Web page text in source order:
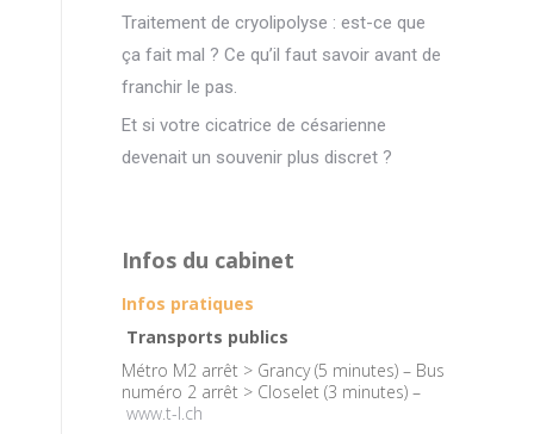
Traitement de cryolipolyse : est-ce que
ça fait mal ? Ce qu’il faut savoir avant de
franchir le pas.
Et si votre cicatrice de césarienne
devenait un souvenir plus discret ?
Infos du cabinet
Infos pratiques
Transports publics
Métro M2 arrêt > Grancy (5 minutes) – Bus
numéro 2 arrêt > Closelet (3 minutes) –
www.t-l.ch